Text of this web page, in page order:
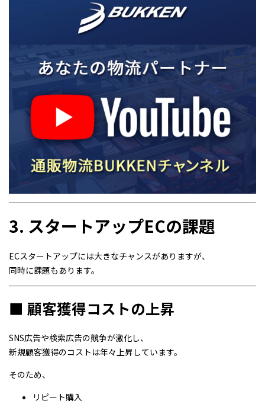
3. スタートアップECの課題
ECスタートアップには大きなチャンスがありますが、
同時に課題もあります。
■ 顧客獲得コストの上昇
SNS広告や検索広告の競争が激化し、
新規顧客獲得のコストは年々上昇しています。
そのため、
リピート購入